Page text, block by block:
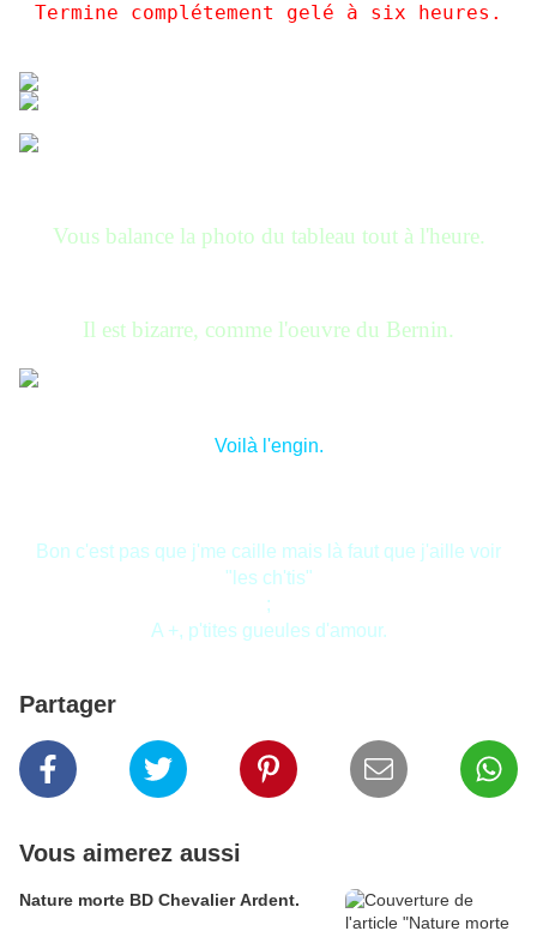
Termine complétement gelé à six heures.
Vous balance la photo du tableau tout à l'heure.
Il est bizarre, comme l'oeuvre du Bernin.
Voilà l'engin.
Bon c'est pas que j'me caille mais là faut que j'aille voir
"les ch'tis"
;
A +, p'tites gueules d'amour.
Partager
Vous aimerez aussi
Nature morte BD Chevalier Ardent.